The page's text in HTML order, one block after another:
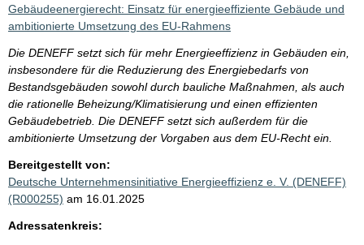
Gebäudeenergierecht: Einsatz für energieeffiziente Gebäude und
ambitionierte Umsetzung des EU-Rahmens
Die DENEFF setzt sich für mehr Energieeffizienz in Gebäuden ein,
insbesondere für die Reduzierung des Energiebedarfs von
Bestandsgebäuden sowohl durch bauliche Maßnahmen, als auch
die rationelle Beheizung/Klimatisierung und einen effizienten
Gebäudebetrieb. Die DENEFF setzt sich außerdem für die
ambitionierte Umsetzung der Vorgaben aus dem EU-Recht ein.
Bereitgestellt von:
Deutsche Unternehmensinitiative Energieeffizienz e. V. (DENEFF)
(R000255) am 16.01.2025
Adressatenkreis: